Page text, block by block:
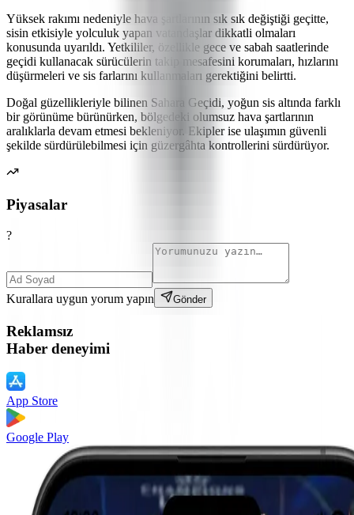
Yüksek rakımı nedeniyle hava şartlarının sık sık değiştiği geçitte,
sisin etkisiyle yolculuk yapan vatandaşlar dikkatli olmaları
konusunda uyarıldı. Yetkililer, özellikle gece ve sabah saatlerinde
geçidi kullanacak sürücülerin takip mesafesini korumaları, hızlarını
düşürmeleri ve sis farlarını kullanmaları gerektiğini belirtti.
Doğal güzellikleriyle bilinen Sahara Geçidi, yoğun sis altında farklı
bir görünüme bürünürken, bölgedeki olumsuz hava şartlarının
aralıklarla devam etmesi bekleniyor. Ekipler ise ulaşımın güvenli
şekilde sürdürülebilmesi için güzergâhta kontrollerini sürdürüyor.
Piyasalar
?
Kurallara uygun yorum yapın Gönder
Reklamsız
Haber deneyimi
App Store
Google Play